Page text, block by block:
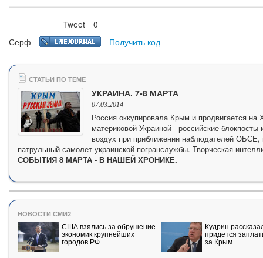
Tweet
0
Серф
Получить код
СТАТЬИ ПО ТЕМЕ
УКРАИНА. 7-8 МАРТА
07.03.2014
Россия оккупировала Крым и продвигается
материковой Украиной - российские
воздух при приближении наблюдателей ОБСЕ,
патрульный самолет украинской погранслужбы. Творческая
СОБЫТИЯ 8 МАРТА - В НАШЕЙ ХРОНИКЕ.
НОВОСТИ СМИ2
США взялись за обрушение
экономик крупнейших
городов РФ
Кудрин
придется
за Крым